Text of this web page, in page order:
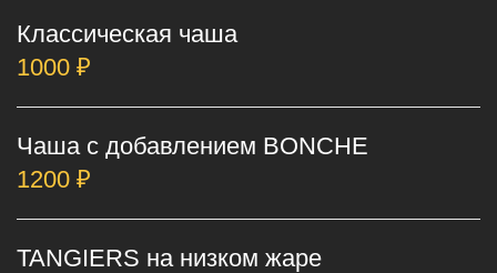
Классическая чаша
1000 ₽
Чаша с добавлением BONCHE
1200 ₽
TANGIERS на низком жаре